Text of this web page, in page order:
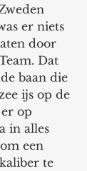
er niets
door
Dat
baan die
ijs op de
op
in alles
een
te